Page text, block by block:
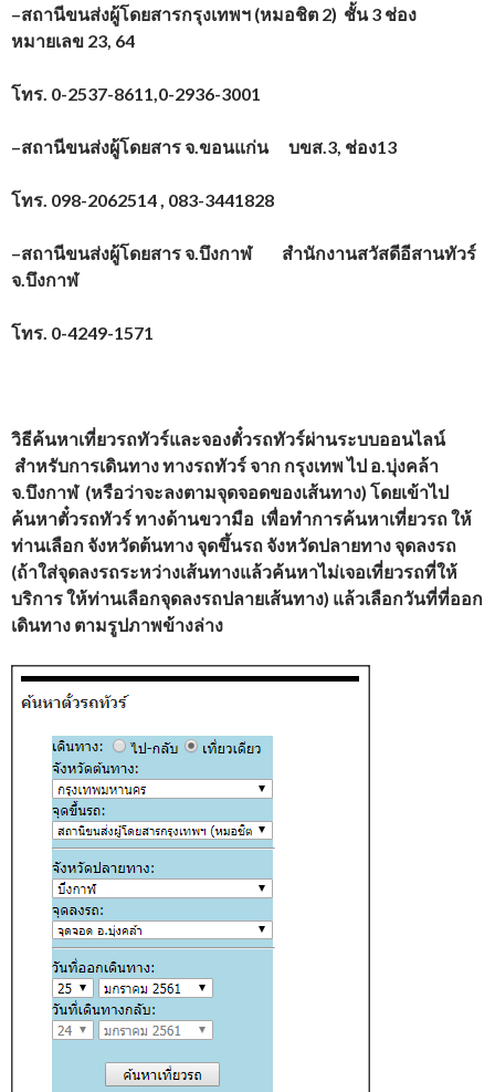
–สถานีขนส่งผู้โดยสารกรุงเทพฯ (หมอชิต 2) ชั้น3 ช่อง
หมายเลข 23, 64
โทร. 0-2537-8611,0-2936-3001
–สถานีขนส่งผู้โดยสาร จ.ขอนแก่น บขส.3, ช่อง13
โทร. 098-2062514 , 083-3441828
–สถานีขนส่งผู้โดยสาร จ.บึงกาฬ
สำนักงานสวัสดีอีสานทัวร์
จ.บึงกาฬ
โทร. 0-4249-1571
วิธีค้นหาเที่ยวรถทัวร์และจองตั๋วรถทัวร์ผ่านระบบออนไลน์
สำหรับการเดินทาง ทางรถทัวร์ จาก กรุงเทพไป อ.บุ่งคล้า
จ.บึงกาฬ (หรือว่าจะลงตามจุดจอดของเส้นทาง) โดยเข้าไป
ค้นหาตั๋วรถทัวร์ ทางด้านขวามือ เพื่อทำการค้นหาเที่ยวรถ ให้
ท่านเลือก จังหวัดต้นทาง จุดขึ้นรถ จังหวัดปลายทาง จุดลงรถ
(ถ้าใส่จุดลงรถระหว่างเส้นทางแล้วค้นหาไม่เจอเที่ยวรถที่ให้
บริการ ให้ท่านเลือกจุดลงรถปลายเส้นทาง) แล้วเลือกวันที่ที่ออก
เดินทาง ตามรูปภาพข้างล่าง